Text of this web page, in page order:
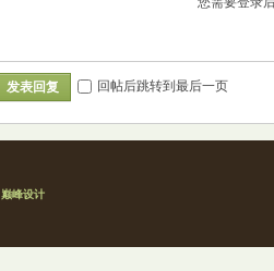
发表回复 回帖后跳转到最后一页
巅峰设计